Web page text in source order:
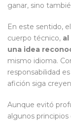
ganar, sino
En este sentido,
cuerpo técnico,
una idea
mismo idioma.
responsabilidad
afición siga
Aunque evitó
algunos